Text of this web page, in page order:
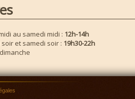
au samedi midi : 12h-14h
et samedi soir : 19h30-22h